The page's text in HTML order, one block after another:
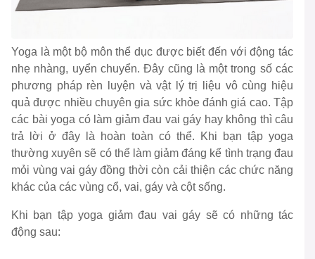
Yoga là một bộ môn thể dục được biết đến với động tác
nhẹ nhàng, uyển chuyển. Đây cũng là một trong số các
phương pháp rèn luyện và vật lý trị liệu vô cùng hiệu
quả được nhiều chuyên gia sức khỏe đánh giá cao. Tập
các bài yoga có làm giảm đau vai gáy hay không thì câu
trả lời ở đây là hoàn toàn có thể. Khi bạn tập yoga
thường xuyên sẽ có thể làm giảm đáng kể tình trạng đau
mỏi vùng vai gáy đồng thời còn cải thiện các chức năng
khác của các vùng cổ, vai, gáy và cột sống.
Khi bạn tập yoga giảm đau vai gáy sẽ có những tác
động sau: